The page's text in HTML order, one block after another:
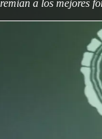
Premian a los mejores